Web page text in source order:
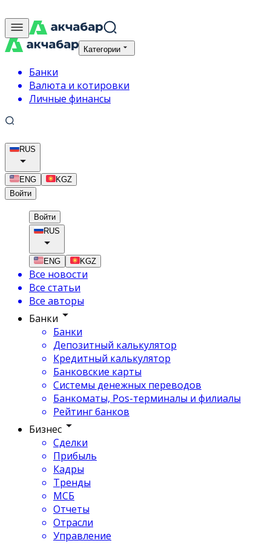
Категории
Банки
Валюта и котировки
Личные финансы
RUS
ENG
KGZ
Войти
Войти
RUS
ENG KGZ
Все новости
Все статьи
Все авторы
Банки
Банки
Депозитный калькулятор
Кредитный калькулятор
Банковские карты
Системы денежных переводов
Банкоматы, Pos-терминалы и филиалы
Рейтинг банков
Бизнес
Сделки
Прибыль
Кадры
Тренды
МСБ
Отчеты
Отрасли
Управление